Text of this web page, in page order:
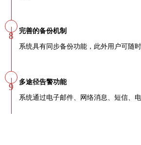
8 完善的备份机制
系统具有同步备份功能，此外用户可随
9 多途径告警功能
系统通过电子邮件、网络消息、短信、